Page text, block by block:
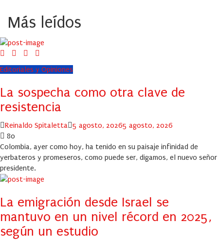
Más leídos
Editoriales y Opiniones
La sospecha como otra clave de
resistencia
Author
Reinaldo Spitaletta Posted
5 agosto, 20265 agosto, 2026
80
Colombia, ayer como hoy, ha tenido en su paisaje infinidad de
yerbateros y promeseros, como puede ser, digamos, el nuevo señor
presidente.
La emigración desde Israel se
mantuvo en un nivel récord en 2025,
según un estudio